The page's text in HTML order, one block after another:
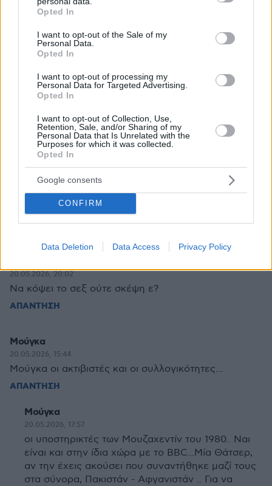
grant or deny consent to Google and its third-party tags to
use your data for below specified purposes in below Google
consent section.
Opted In
I want to opt-out of the Sale of my
Personal Data.
Opted In
I want to opt-out of processing my
Personal Data for Targeted Advertising.
Opted In
I want to opt-out of Collection, Use,
Retention, Sale, and/or Sharing of my
Personal Data that Is Unrelated with the
Purposes for which it was collected.
Opted In
Google consents
CONFIRM
Data Deletion Data Access Privacy Policy
φορολογούμενος θα σου δώσει σπίτι στο κέντρο ή
στα νότια. Θα έχεις επιδόματα. Δεν θα χρειαστεί να
δουλέψεις. Θα μπορείς να παρανομείς κι αν σε πιάσει
η αστυνομία, αριστερές δικαστές θα σε απαλλάσσουν
άμεσα. Τι κάθεσαι λοιπόν εκεί. Έλα να αποικίσεις την
Ελλάδα.
ΑΠΑΝΤΗΣΗ
Αφού
20.05.2026, 22:59
είναι τόσο εύκολα, γιατί δεν πας απέναντι στην
Τουρκία, μετά να πετάξεις το διαβατήριο και να
έρθεις στο Greece να απολαύσεις "φιλοξενείες"
όπως στη Μόρια; Αφού μας λες πως και σπίτι και
δουλειά θα σου δώσουν και επιδόματα. Τι μήπως
δεν ισχύει και απλά γράφεις μπαρούφες;
ΑΠΑΝΤΗΣΗ
20.05.2026, 20:02
Να κόψει το σεξ ούτε σκέψη ε?
ΑΠΑΝΤΗΣΗ
Μούγκα
20.05.2026, 15:44
Μούγκα οι ακτιβιστές και οι συλλογικότητες...
ΑΠΑΝΤΗΣΗ
Μούγκα
20.05.2026, 17:57
οι υποστηρικτές των Μουζαχεντίν του 1980.. Ναι
είναι και στην ίδια χώρα με το BBC...Μία Θάτσερ,
αν την έχεις ακούσει που συναντήθηκε μαζί τους
στα σύνορα, Πακιστάν - Αφγανιστάν .. Για να